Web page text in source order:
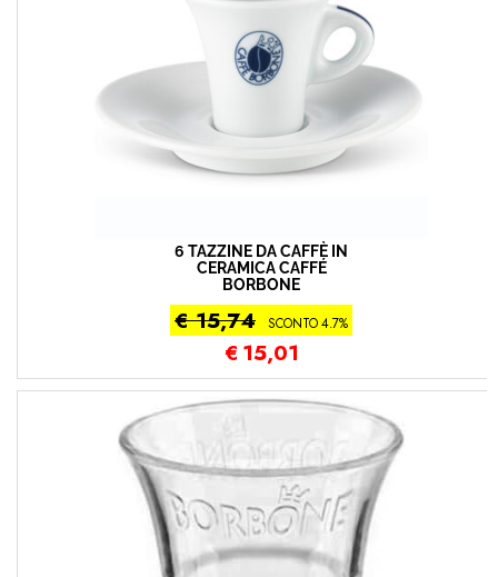
6 TAZZINE DA CAFFÈ IN
CERAMICA CAFFÉ
BORBONE
€ 15,74 SCONTO 4.7%
€ 15,01